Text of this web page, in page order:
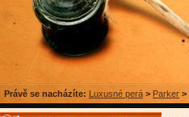
Právě se nacházíte: Luxusné perá > Parker >